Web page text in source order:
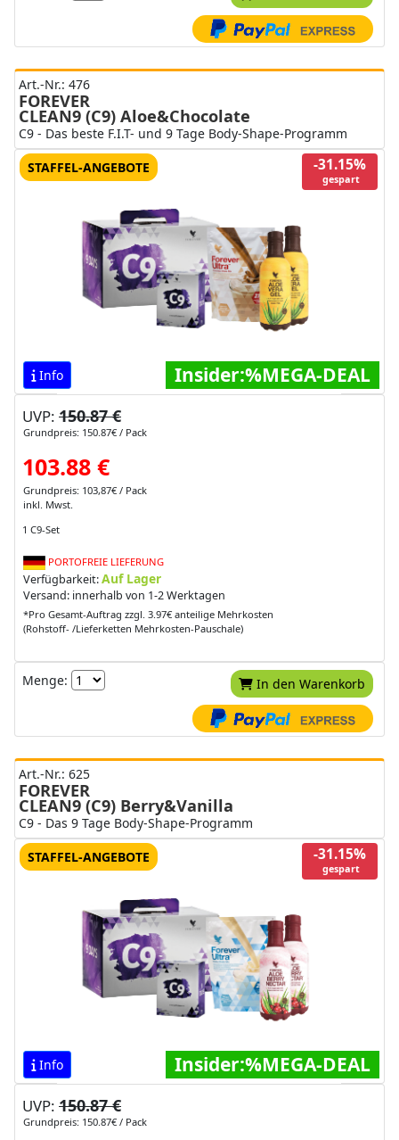
Art.-Nr.: 476
FOREVER
CLEAN9 (C9) Aloe&Chocolate
C9 - Das beste F.I.T- und 9 Tage Body-Shape-Programm
-31.15%
gespart
Info Insider:%MEGA-DEAL
STAFFEL-ANGEBOTE
UVP: 150.87 €
Grundpreis: 150.87€ / Pack
103.88 €
Grundpreis: 103,87€ / Pack
inkl. Mwst.
1 C9-Set
PORTOFREIE LIEFERUNG
Verfügbarkeit:Auf Lager
Versand: innerhalb von 1-2 Werktagen
*Pro Gesamt-Auftrag zzgl. 3.97€ anteilige Mehrkosten
(Rohstoff- /Lieferketten Mehrkosten-Pauschale)
Menge: In den Warenkorb
Art.-Nr.: 625
FOREVER
CLEAN9 (C9) Berry&Vanilla
C9 - Das 9 Tage Body-Shape-Programm
-31.15%
gespart
Info Insider:%MEGA-DEAL
STAFFEL-ANGEBOTE
UVP: 150.87 €
Grundpreis: 150.87€ / Pack